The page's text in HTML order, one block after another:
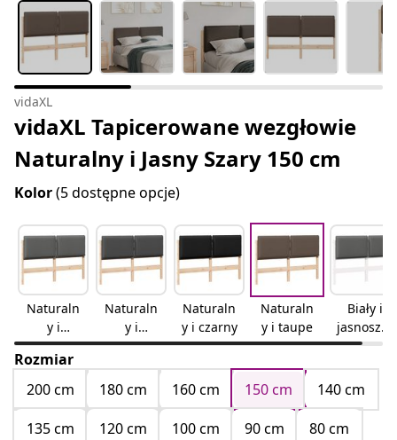
vidaXL
vidaXL Tapicerowane wezgłowie
Naturalny i Jasny Szary 150 cm
Kolor(5 dostępne opcje)
Naturaln
y i
jasnoszar
y
Naturaln
y i
ciemnosz
ary
Naturaln
y i czarny
Naturaln
y i taupe
Biały i
jasnoszar
y
Rozmiar
200 cm
180 cm 160 cm 150 cm
140 cm
135 cm
120 cm 100 cm 90 cm
80 cm